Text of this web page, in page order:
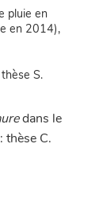
pluie en
en 2014),
thèse S.
dans le
: thèse C.